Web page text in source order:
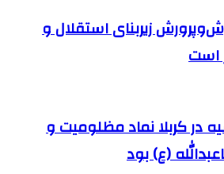
زیربنای استقلال و
است
در کربلا نماد مظلومیت و
(ع) بود